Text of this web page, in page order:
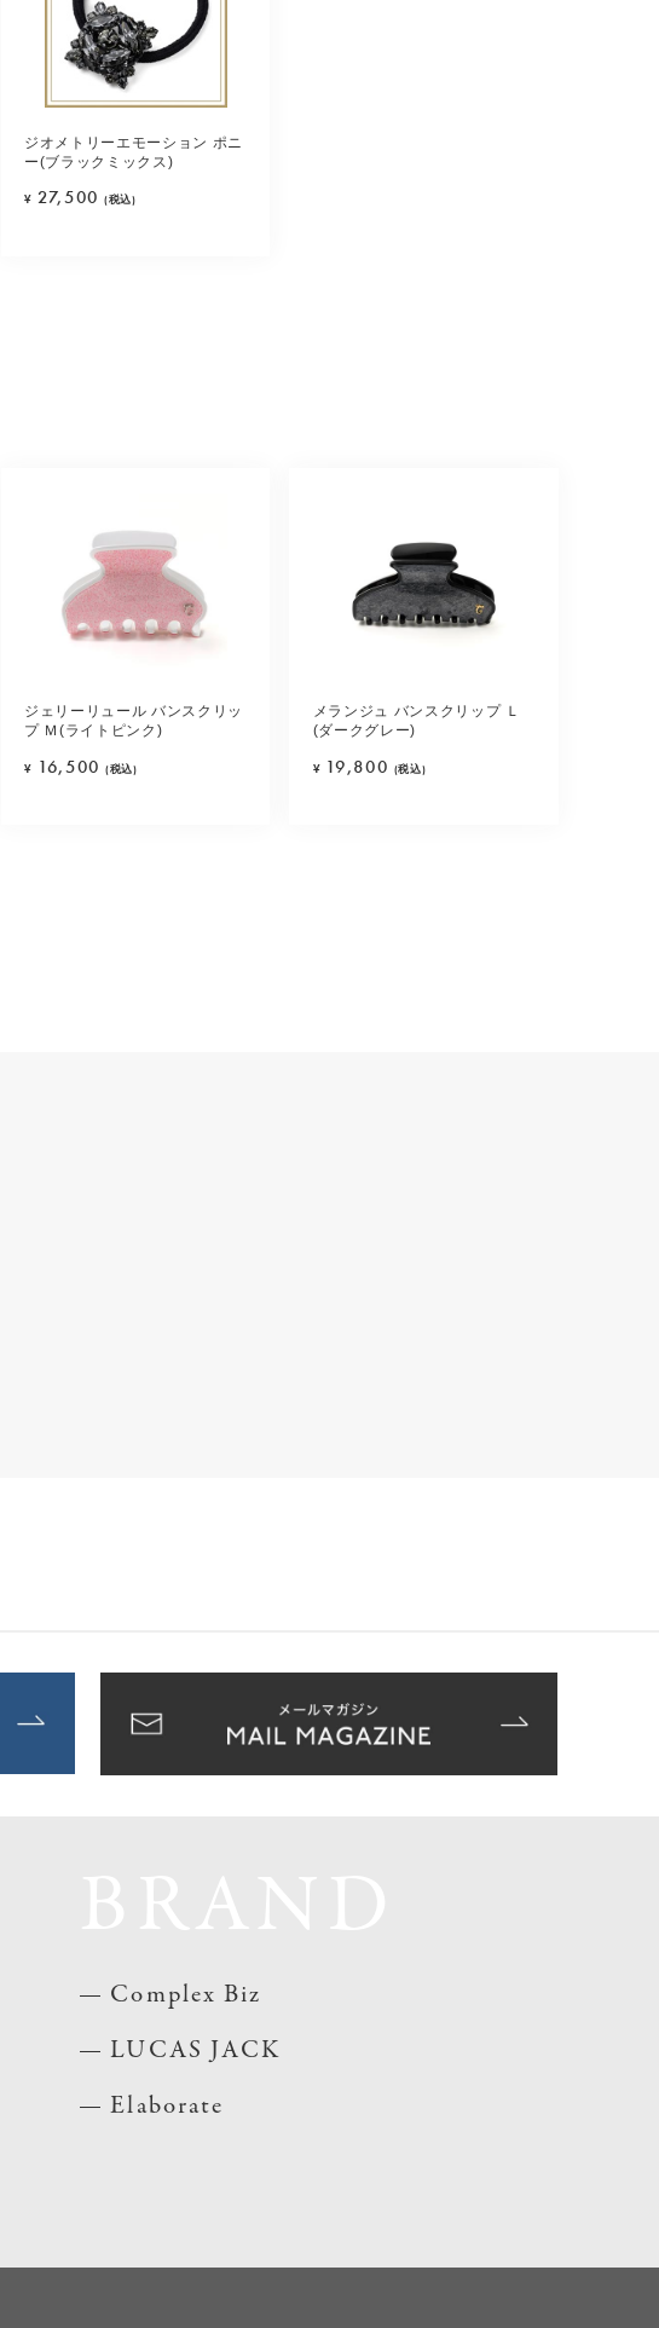
ジオメトリーエモーション ポニ
ー(ブラックミックス)
¥ 27,500 (税込)
ジェリーリュール バンスクリッ
プ Ｍ(ライトピンク)
¥ 16,500 (税込)
メランジュ バンスクリップ Ｌ
(ダークグレー)
¥ 19,800 (税込)
Complex Biz
LUCAS JACK
Elaborate